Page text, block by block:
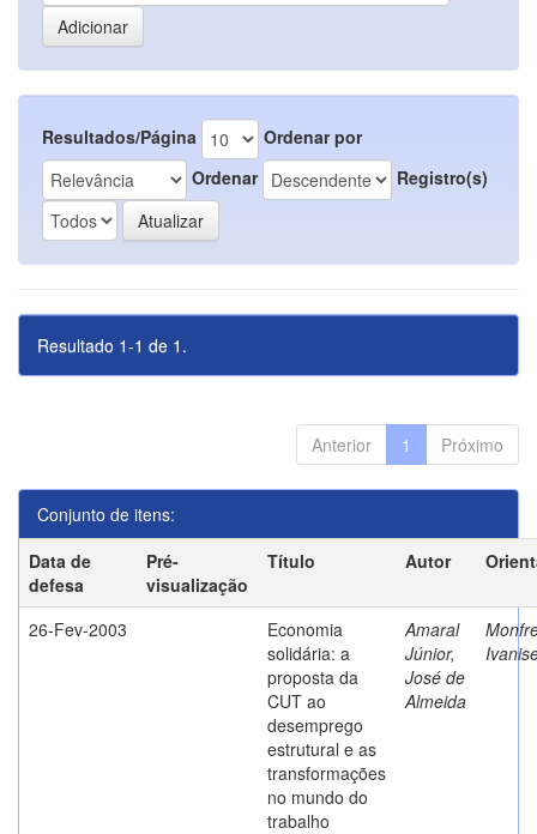
Resultados/Página
Ordenar por
Ordenar
Registro(s)
Resultado 1-1 de 1.
Anterior 1 Próximo
Conjunto de itens:
Data de
defesa
Pré-
visualização
Título Autor
26-Fev-2003
Economia
solidária: a
proposta da
CUT ao
desemprego
estrutural e as
transformações
no mundo do
trabalho
Amaral
Júnior,
José de
Almeida